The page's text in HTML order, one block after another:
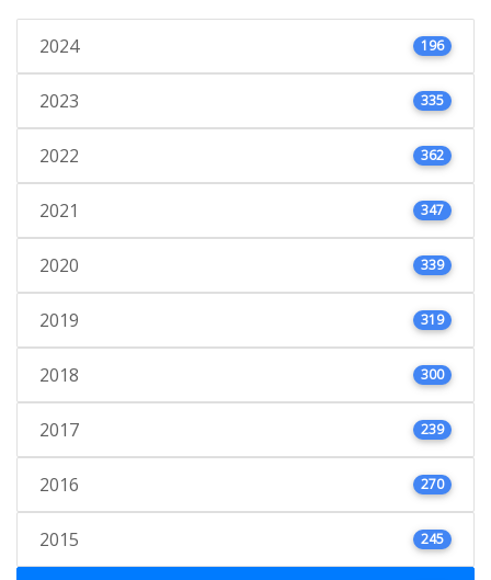
2024 196
2023 335
2022 362
2021 347
2020 339
2019 319
2018 300
2017 239
2016 270
2015 245